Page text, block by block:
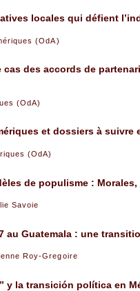
locales qui défient
(OdA)
des accords de
(OdA)
et dossiers à suivre
(OdA)
de populisme : Morales,
Savoie
au Guatemala : une
Roy-Gregoire
y la transición política en